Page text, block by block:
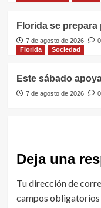
Florida se
7 de agosto de 2026
0
Florida
Sociedad
Este sábado
7 de agosto de 2026 0
Deja una
Tu dirección de
campos obligatorios